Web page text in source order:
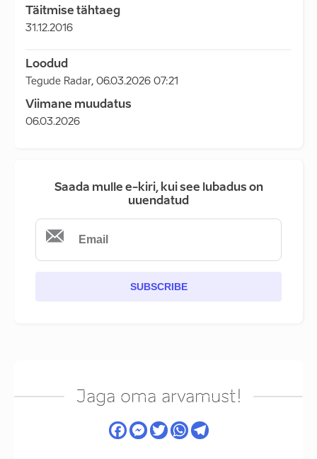
Täitmise tähtaeg
31.12.2016
Loodud
Tegude Radar, 06.03.2026 07:21
Viimane muudatus
06.03.2026
Saada mulle e-kiri, kui see lubadus on
uuendatud
SUBSCRIBE
Jaga oma arvamust!